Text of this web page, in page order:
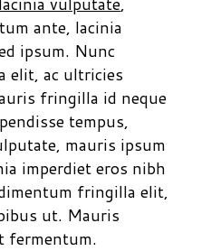
ante, lacinia
ipsum. Nunc
elit, ac ultricies
fringilla id neque
tempus,
mauris ipsum
imperdiet eros nibh
fringilla elit,
ut. Mauris
fermentum.